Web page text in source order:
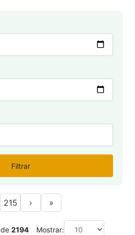
Filtrar
215 › »
de 2194 Mostrar: